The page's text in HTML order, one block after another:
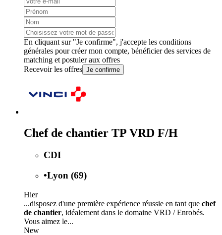
En cliquant sur "Je confirme", j'accepte les conditions
générales pour créer mon compte, bénéficier des services de
matching et postuler aux offres
Recevoir les offres Je confirme
Chef de chantier TP VRD F/H
CDI
•Lyon (69)
Hier
...disposez d'une première expérience réussie en tant que chef
de chantier, idéalement dans le domaine VRD / Enrobés.
Vous aimez le...
New